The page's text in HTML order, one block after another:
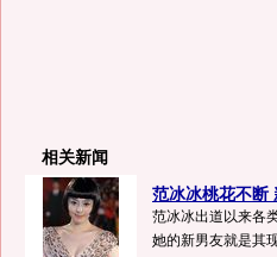
相关新闻
范冰冰桃花不断
范冰冰出道以来各
她的新男友就是其